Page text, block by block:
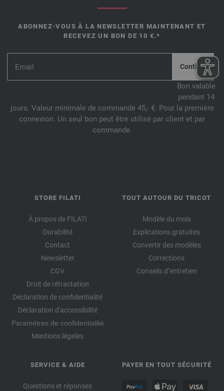
ABONNEZ-VOUS À LA NEWSLETTER MAINTENANT ET
RECEVEZ UN BON DE 10 €.*
*
Bon valable
pendant 14
jours. Valeur minimale de commande 45,- €. Pour la première
connexion. Un seul bon peut être utilisé par client et par
commande.
STORE FILATI
À propos de FILATI
Durabilité
Contact
Newsletter
CGV
Droit de rétractation
Déclaration de confidentialité
Déclaration d'accessibilité
Paramètres de confidentialité
Mentions légales
TOUT AUTOUR DU TRICOT
Modèle du mois
Explications gratuites
Convertir des modèles
Corrections
Conseils d’entretien
SERVICE & AIDE
Questions et réponses
PAYER EN TOUT SÉCURITÉ